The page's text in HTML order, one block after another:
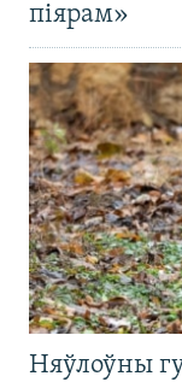
піярам»
Няўлоўны